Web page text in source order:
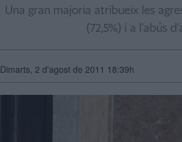
Una gran majoria atribueix les
(72,5%) i a l'abús
Dimarts, 2 d'agost de 2011 18:39h